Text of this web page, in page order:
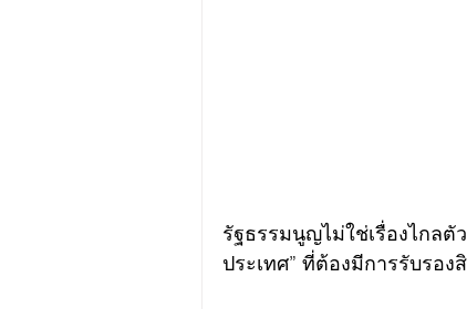
รัฐธรรมนูญไม่ใช่เรื่องไกล
ประเทศ” ที่ต้องมีการรับรอ